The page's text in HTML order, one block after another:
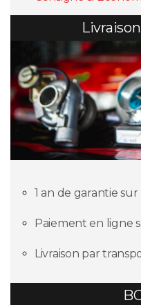
1 an de garantie
Paiement en ligne
Livraison par